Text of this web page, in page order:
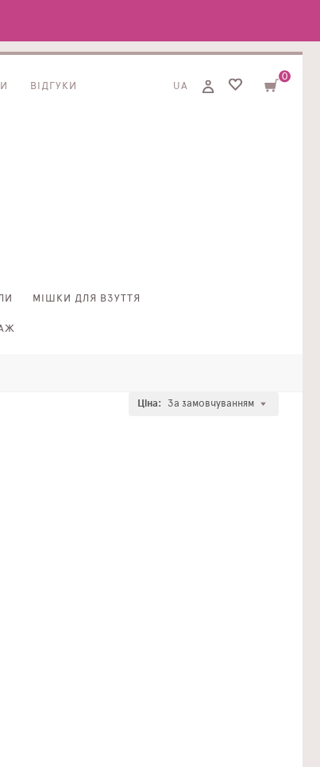
ВІДГУКИ UA
0
МІШКИ ДЛЯ ВЗУТТЯ
Ціна: За замовчуванням